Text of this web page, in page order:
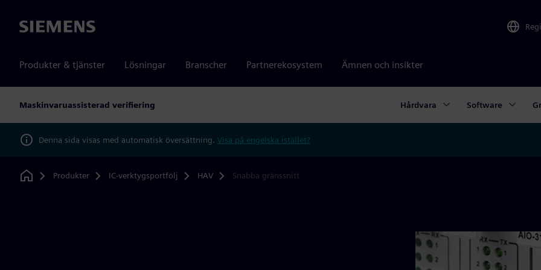
Siemens
Produkter & tjänster Lösningar Branscher Partnerekosystem Ämnen och insikter
Maskinvaruassisterad verifiering Hårdvara Software
Denna sida visas med automatisk översättning. Visa på engelska istället?
Home
Produkter IC-verktygsportfölj HAV Snabba gränssnitt